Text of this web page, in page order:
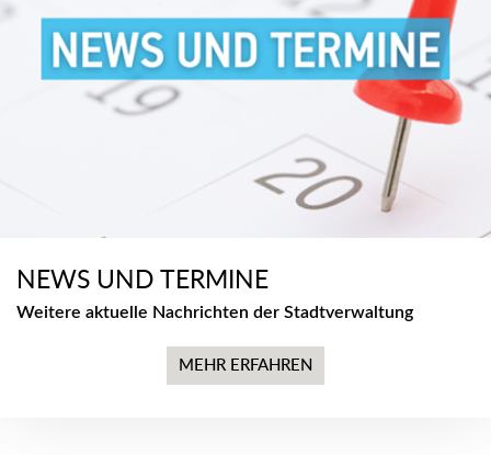
NEWS UND TERMINE
Weitere aktuelle Nachrichten der Stadtverwaltung
MEHR ERFAHREN